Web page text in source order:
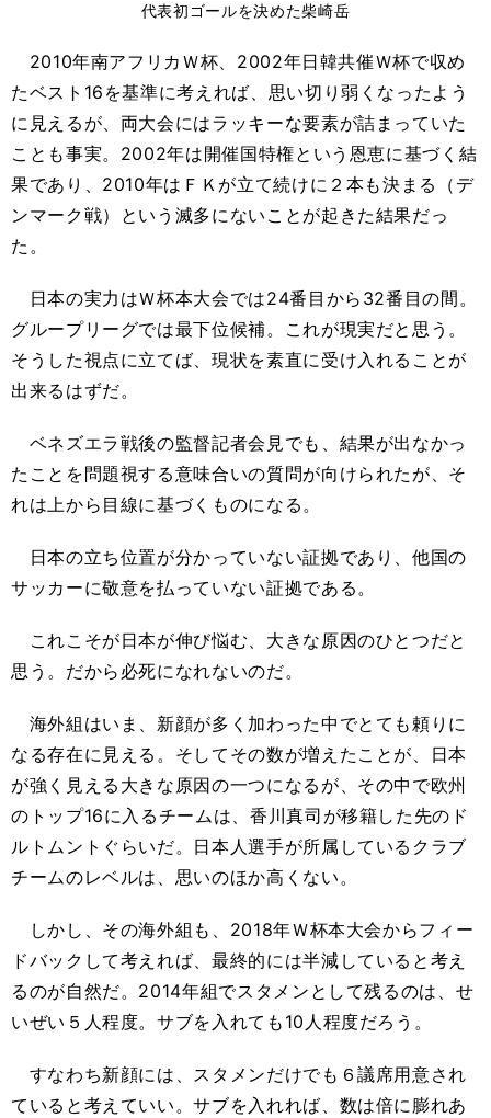
代表初ゴールを決めた柴崎岳
2010年南アフリカＷ杯、2002年日韓共催Ｗ杯で収め
たベスト16を基準に考えれば、思い切り弱くなったよう
に見えるが、両大会にはラッキーな要素が詰まっていた
ことも事実。2002年は開催国特権という恩恵に基づく結
果であり、2010年はＦＫが立て続けに２本も決まる（デ
ンマーク戦）という滅多にないことが起きた結果だっ
た。
日本の実力はＷ杯本大会では24番目から32番目の間。
グループリーグでは最下位候補。これが現実だと思う。
そうした視点に立てば、現状を素直に受け入れることが
出来るはずだ。
ベネズエラ戦後の監督記者会見でも、結果が出なかっ
たことを問題視する意味合いの質問が向けられたが、そ
れは上から目線に基づくものになる。
日本の立ち位置が分かっていない証拠であり、他国の
サッカーに敬意を払っていない証拠である。
これこそが日本が伸び悩む、大きな原因のひとつだと
思う。だから必死になれないのだ。
海外組はいま、新顔が多く加わった中でとても頼りに
なる存在に見える。そしてその数が増えたことが、日本
が強く見える大きな原因の一つになるが、その中で欧州
のトップ16に入るチームは、香川真司が移籍した先のド
ルトムントぐらいだ。日本人選手が所属しているクラブ
チームのレベルは、思いのほか高くない。
しかし、その海外組も、2018年Ｗ杯本大会からフィー
ドバックして考えれば、最終的には半減していると考え
るのが自然だ。2014年組でスタメンとして残るのは、せ
いぜい５人程度。サブを入れても10人程度だろう。
すなわち新顔には、スタメンだけでも６議席用意され
ていると考えていい。サブを入れれば、数は倍に膨れあ